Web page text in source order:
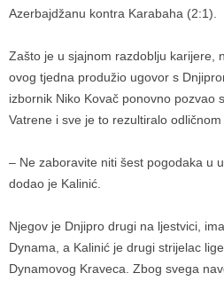
Azerbajdžanu kontra Karabaha (2:1).
Zašto je u sjajnom razdoblju karijere,
ovog tjedna produžio ugovor s
izbornik Niko Kovač ponovno pozvao
Vatrene i sve je to rezultiralo
– Ne zaboravite niti šest pogodaka u
dodao je Kalinić.
Njegov je Dnjipro drugi na ljestvici,
Dynama, a Kalinić je drugi strijelac
Dynamovog Kraveca. Zbog svega